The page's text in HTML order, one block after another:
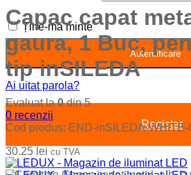
Ține-mă minte
Autentificare
Ai uitat parola?
Register
Capac capat
gaura, 1 Buc,
tip inSILEDA
Evaluat la0din 5
0 recenzii
Cod produs: END-inSILEDA-WHITE-
30.25 lei cu TVA